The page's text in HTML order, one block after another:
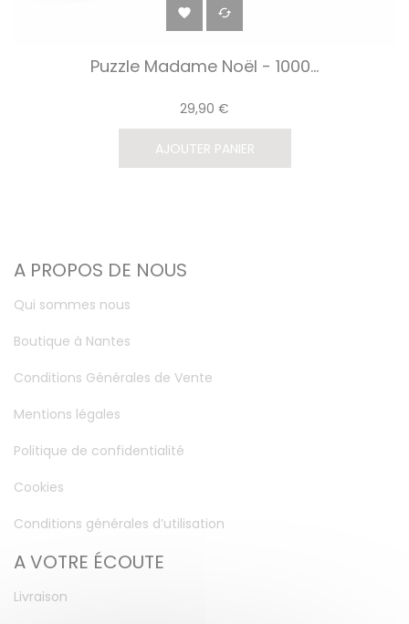
 
Puzzle Madame Noël - 1000...
29,90 €
AJOUTER PANIER
A PROPOS DE NOUS
Qui sommes nous
Boutique à Nantes
Conditions Générales de Vente
Mentions légales
Politique de confidentialité
Cookies
Conditions générales d’utilisation
A VOTRE ÉCOUTE
Livraison